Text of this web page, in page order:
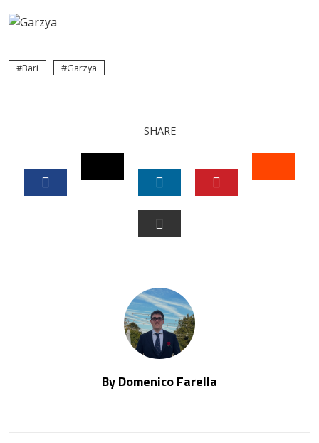
Bari Garzya
SHARE
TWITTER
LINKEDIN
By Domenico Farella